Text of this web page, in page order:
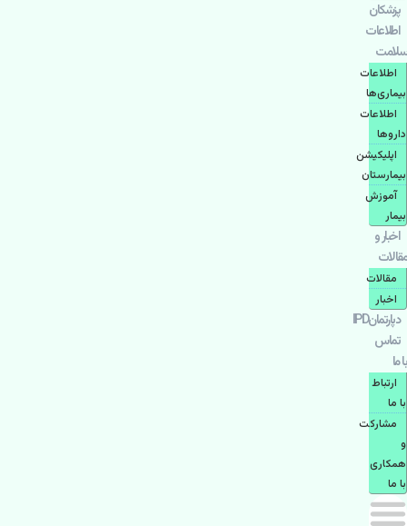
پزشكان
اطلاعات
سلامت
اطلاعات
بیماری‌ها
اطلاعات
دارو‌ها
اپليكيشن
بيمارستان
آموزش
بیمار
اخبار و
مقالات
مقالات
اخبار
دپارتمانIPD
تماس
با ما
ارتباط
با ما
مشاركت
و
همكاری
با ما